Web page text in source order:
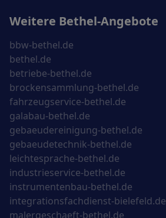
Weitere Bethel-Angebote
bbw-bethel.de
bethel.de
betriebe-bethel.de
brockensammlung-bethel.de
fahrzeugservice-bethel.de
galabau-bethel.de
gebaeudereinigung-bethel.de
gebaeudetechnik-bethel.de
leichtesprache-bethel.de
industrieservice-bethel.de
instrumentenbau-bethel.de
integrationsfachdienst-bielefeld.de
malergeschaeft-bethel.de